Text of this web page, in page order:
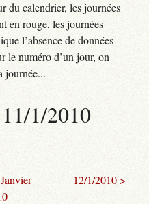
du calendrier, les journées
en rouge, les journées
l’absence de données
le numéro d’un jour, on
journée...
1/2010
12/1/2010 >